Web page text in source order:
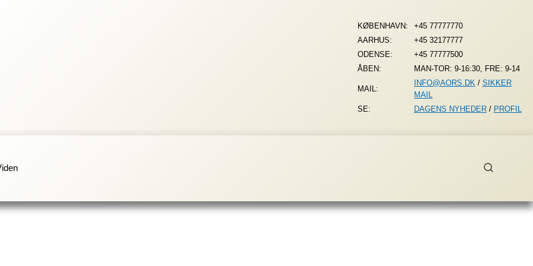
KØBENHAVN:
+45 77777770
AARHUS:
+45 32177777
ODENSE:
+45 77777500
ÅBEN:
MAN-TOR: 9-16:30, FRE: 9-14
MAIL:
INFO@AORS.DK / SIKKER
MAIL
SE:
DAGENS NYHEDER / PROFIL